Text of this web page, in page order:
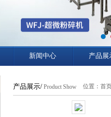
新闻中心 产品展
产品展示/ Product Show 位置： 首